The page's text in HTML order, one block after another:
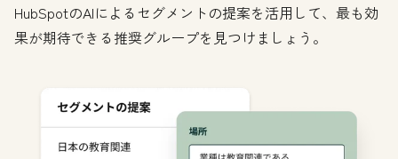
HubSpotのAIによるセグメントの提案を活用して、最も効
果が期待できる推奨グループを見つけましょう。